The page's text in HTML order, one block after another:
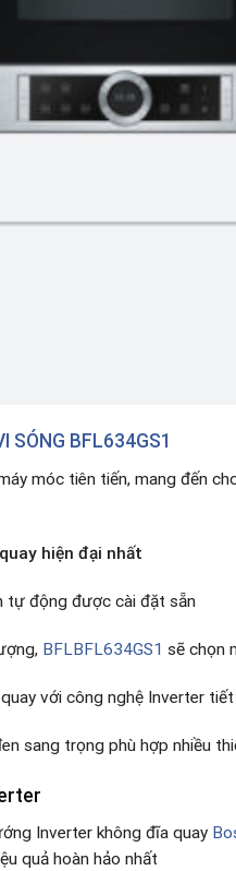
SÓNG BFL634GS1
móc tiên tiến, mang đến
hiện đại nhất
tự động được cài đặt sẵn
BFLBFL634GS1 sẽ chọn
với công nghệ Inverter
sang trọng phù hợp nhiều
Inverter không đĩa quay
quả hoàn hảo nhất